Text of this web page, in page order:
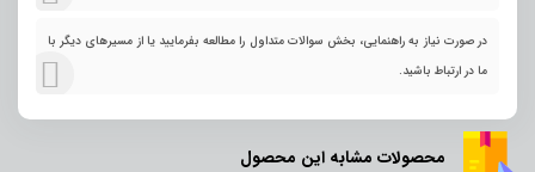
در صورت نیاز به راهنمایی، بخش سوالات متداول را مطالعه بفرمایید یا از مسیرهای دیگر با
ما در ارتباط باشید.
محصولات مشابه این محصول